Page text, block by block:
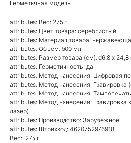
Герметичная модель
attributes: Вес: 275 г.
attributes: Цвет товара: серебристый
attributes: Материал товара:
attributes: Объем: 500 мл
attributes: Размер товара (см): d6,8 х 24,8
attributes: Герметичность: да
attributes: Метод нанесения: Цифровая
attributes: Метод нанесения: Гравировка
attributes: Метод нанесения: Тампопечать
attributes: Метод нанесения: Гравировка
лазер)
attributes: Производство: Зарубежное
attributes: Штрихкод: 4620752976918
Вес:: 275 г.